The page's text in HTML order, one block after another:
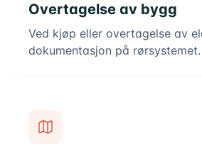
Overtagelse av bygg
Ved kjøp eller overtagelse av
dokumentasjon på rørsystemet.